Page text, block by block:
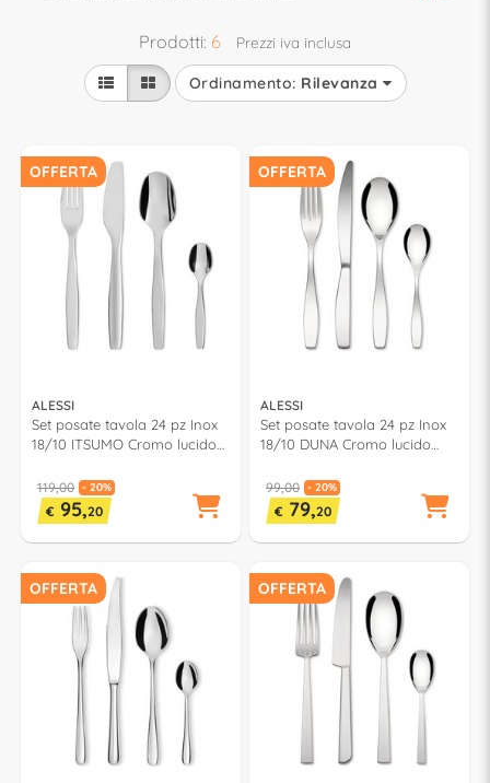
Prodotti: 6 Prezzi iva inclusa
Ordinamento: Rilevanza
OFFERTA
ALESSI
Set posate tavola 24 pz Inox
18/10 ITSUMO Cromo lucido
119,00 - 20%
€ 95,20
OFFERTA
ALESSI
Set posate tavola 24 pz Inox
18/10 DUNA Cromo lucido
99,00 - 20%
€ 79,20
OFFERTA OFFERTA